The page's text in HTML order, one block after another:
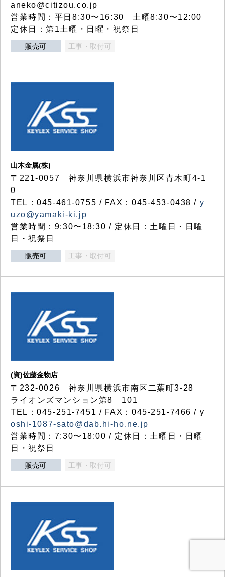
aneko@citizou.co.jp
営業時間：平日8:30〜16:30 土曜8:30〜12:00
定休日：第1土曜・日曜・祝祭日
販売可 工事・取付可
山木金属(株)
〒221-0057 神奈川県横浜市神奈川区青木町4-1
0
TEL：045-461-0755 / FAX：045-453-0438 / y
uzo@yamaki-ki.jp
営業時間：9:30〜18:30 / 定休日：土曜日・日曜
日・祝祭日
販売可 工事・取付可
(資)佐藤金物店
〒232-0026 神奈川県横浜市南区二葉町3-28
ライオンズマンション第8 101
TEL：045-251-7451 / FAX：045-251-7466 / y
oshi-1087-sato@dab.hi-ho.ne.jp
営業時間：7:30〜18:00 / 定休日：土曜日・日曜
日・祝祭日
販売可 工事・取付可